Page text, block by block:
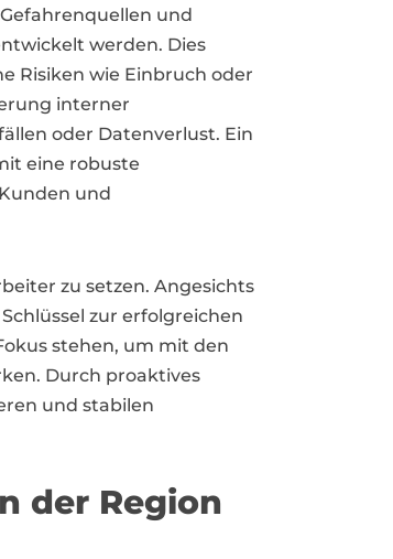
und
werden. Dies
Risiken wie Einbruch oder
interner
oder Datenverlust. Ein
eine robuste
und
zu setzen. Angesichts
zur erfolgreichen
stehen, um mit den
Durch proaktives
und stabilen
der Region